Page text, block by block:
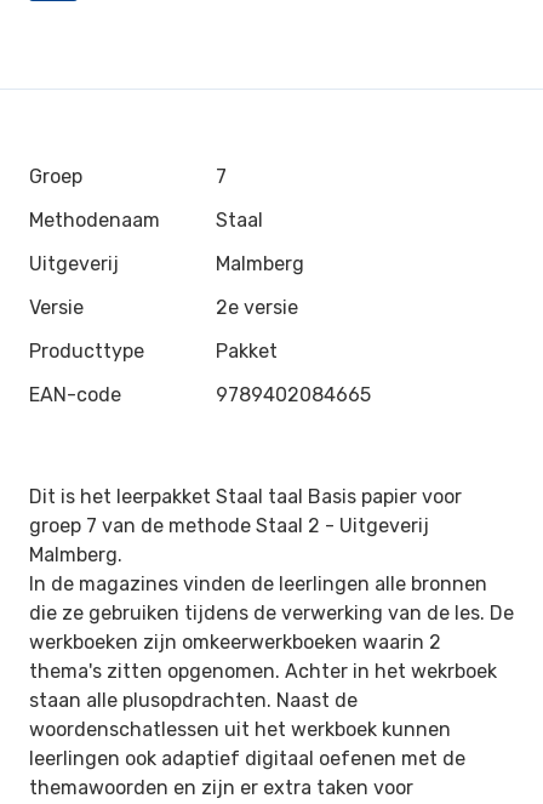
Groep
7
Methodenaam
Staal
Uitgeverij
Malmberg
Versie
2e versie
Producttype
Pakket
EAN-code
9789402084665
Dit is het leerpakket Staal taal Basis papier voor
groep 7 van de methode Staal 2 - Uitgeverij
Malmberg.
In de magazines vinden de leerlingen alle bronnen
die ze gebruiken tijdens de verwerking van de les. De
werkboeken zijn omkeerwerkboeken waarin 2
thema's zitten opgenomen. Achter in het wekrboek
staan alle plusopdrachten. Naast de
woordenschatlessen uit het werkboek kunnen
leerlingen ook adaptief digitaal oefenen met de
themawoorden en zijn er extra taken voor